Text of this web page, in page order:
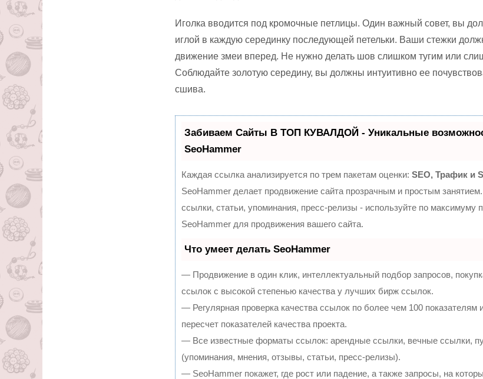
Иголка вводится под кромочные петлицы. Один важный совет, вы
иглой в каждую серединку последующей петельки. Ваши стежки
движение змеи вперед. Не нужно делать шов слишком тугим или
Соблюдайте золотую середину, вы должны интуитивно ее
сшива.
Забиваем Сайты В ТОП КУВАЛДОЙ - Уникальные
SeoHammer
Каждая ссылка анализируется по трем пакетам оценки: SEO, Трафик и
SeoHammer делает продвижение сайта прозрачным и простым
ссылки, статьи, упоминания, пресс-релизы - используйте по максимуму
SeoHammer для продвижения вашего сайта.
Что умеет делать SeoHammer
— Продвижение в один клик, интеллектуальный подбор запросов,
ссылок с высокой степенью качества у лучших бирж ссылок.
— Регулярная проверка качества ссылок по более чем 100 показателям
пересчет показателей качества проекта.
— Все известные форматы ссылок: арендные ссылки, вечные ссылки,
(упоминания, мнения, отзывы, статьи, пресс-релизы).
— SeoHammer покажет, где рост или падение, а также запросы, на